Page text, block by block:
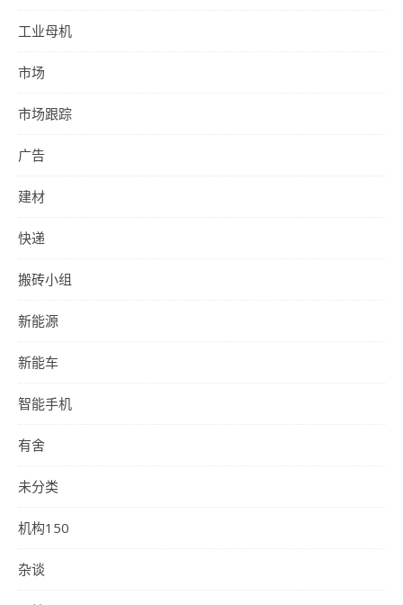
工业母机
市场
市场跟踪
广告
建材
快递
搬砖小组
新能源
新能车
智能手机
有舍
未分类
机构150
杂谈